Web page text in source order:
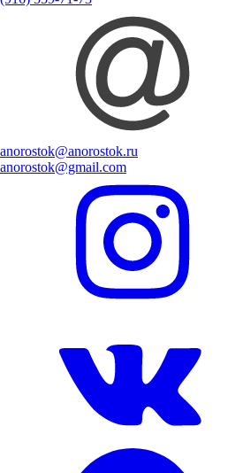
anorostok@anorostok.ru
anorostok@gmail.com